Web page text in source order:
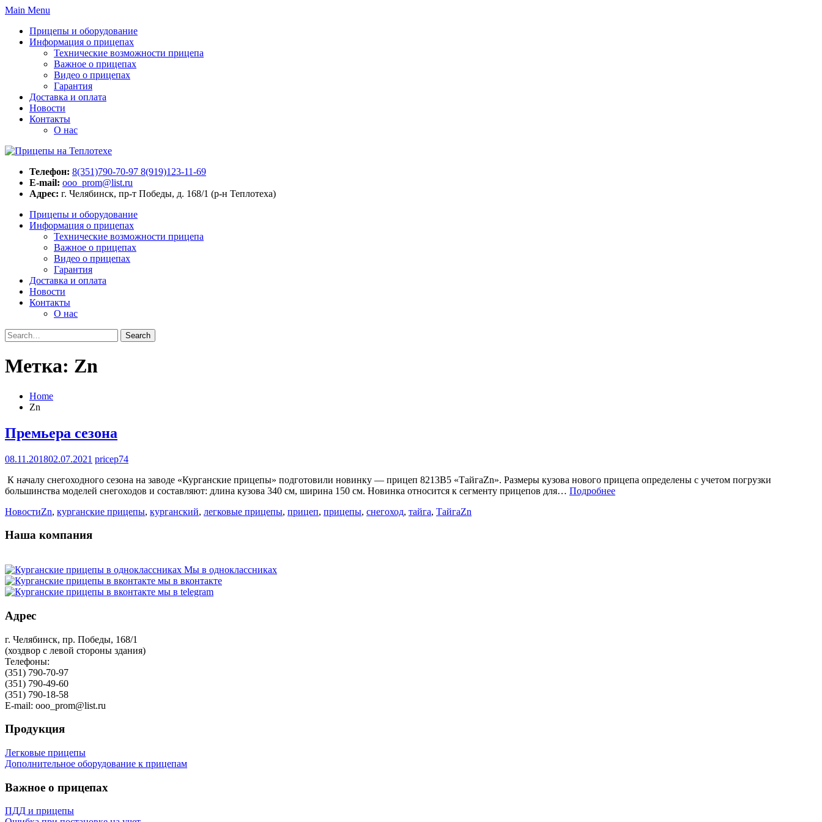
Skip
content
Main Menu
Прицепы и оборудование
Информация о прицепах
Технические возможности прицепа
Важное о прицепах
Видео о прицепах
Гарантия
Доставка и оплата
Новости
Контакты
О нас
Телефон: 8(351)790-70-97 8(919)123-11-69
E-mail: ooo_prom@list.ru
Адрес: г. Челябинск, пр-т Победы, д. 168/1 (р-н Теплотеха)
Прицепы и оборудование
Информация о прицепах
Технические возможности прицепа
Важное о прицепах
Видео о прицепах
Гарантия
Доставка и оплата
Новости
Контакты
О нас
Search
for:
Метка: Zn
Home
Zn
Премьера сезона
08.11.201802.07.2021 pricep74
К началу снегоходного сезона на заводе «Курганские прицепы» подготовили новинку — прицеп 8213В5 «ТайгаZn». Размеры кузова нового прицепа определены с учетом погрузки
большинства моделей снегоходов и составляют: длина кузова 340 см, ширина 150 см. Новинка относится к сегменту прицепов для… Подробнее
НовостиZn, курганские прицепы, курганский, легковые прицепы, прицеп, прицепы, снегоход, тайга, ТайгаZn
Наша компания
Мы в одноклассниках
мы в вконтакте
мы в telegram
Адрес
г. Челябинск, пр. Победы, 168/1
(хоздвор с левой стороны здания)
Телефоны:
(351) 790-70-97
(351) 790-49-60
(351) 790-18-58
E-mail: ooo_prom@list.ru
Продукция
Легковые прицепы
Дополнительное оборудование к прицепам
Важное о прицепах
ПДД и прицепы